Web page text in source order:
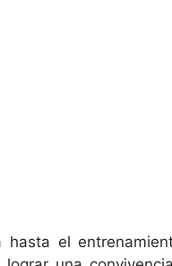
el